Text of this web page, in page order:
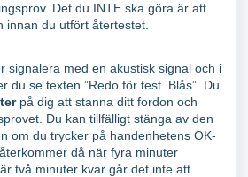
Det du INTE ska göra är att
innan du utfört återtestet.
signalera med en akustisk signal och i
du se texten ”Redo för test. Blås”. Du
på dig att stanna ditt fordon och
Du kan tillfälligt stänga av den
om du trycker på handenhetens OK-
då när fyra minuter
två minuter kvar går det inte att